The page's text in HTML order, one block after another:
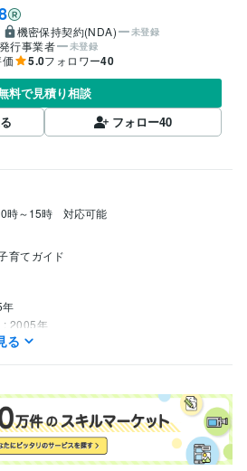
機密保持契約(NDA) 未登録
行事業者 未登録
5.0フォロワー40
料で見積り相談
フォロー40
時～15時　対応可能
育てガイド
: 2005年
年
る